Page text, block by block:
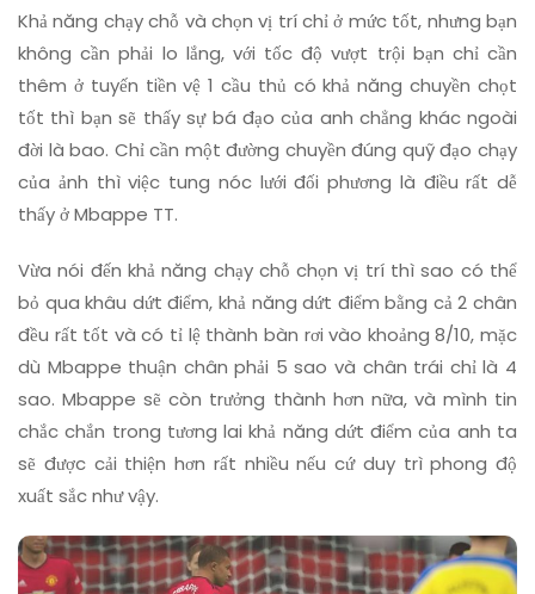
Khả năng chạy chỗ và chọn vị trí chỉ ở mức tốt, nhưng bạn
không cần phải lo lắng, với tốc độ vượt trội bạn chỉ cần
thêm ở tuyến tiền vệ 1 cầu thủ có khả năng chuyền chọt
tốt thì bạn sẽ thấy sự bá đạo của anh chẳng khác ngoài
đời là bao. Chỉ cần một đường chuyền đúng quỹ đạo chạy
của ảnh thì việc tung nóc lưới đối phương là điều rất dễ
thấy ở Mbappe TT.
Vừa nói đến khả năng chạy chỗ chọn vị trí thì sao có thể
bỏ qua khâu dứt điểm, khả năng dứt điểm bằng cả 2 chân
đều rất tốt và có tỉ lệ thành bàn rơi vào khoảng 8/10, mặc
dù Mbappe thuận chân phải 5 sao và chân trái chỉ là 4
sao. Mbappe sẽ còn trưởng thành hơn nữa, và mình tin
chắc chắn trong tương lai khả năng dứt điểm của anh ta
sẽ được cải thiện hơn rất nhiều nếu cứ duy trì phong độ
xuất sắc như vậy.